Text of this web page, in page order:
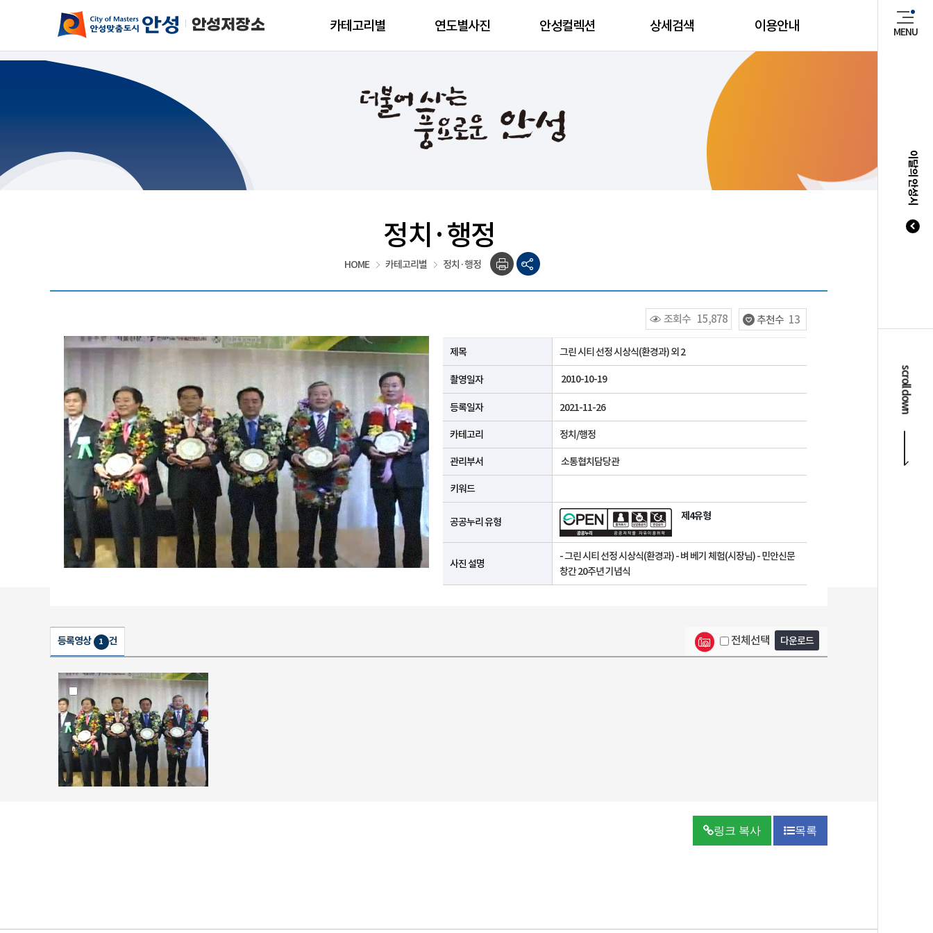
MENU
카테고리별 연도별사진 안성컬렉션 상세검색 이용안내
정치·행정
HOME 카테고리별 정치·행정
조회수 15,878 추천수 13
제목 그린 시티 선정 시상식(환경과) 외 2
촬영일자 2010-10-19
등록일자 2021-11-26
카테고리 정치/행정
관리부서 소통협치담당관
키워드
공공누리 유형 제4유형
사진 설명
- 그린 시티 선정 시상식(환경과) - 벼 베기 체험(시장님) - 민안신문
창간 20주년 기념식
등록영상 1 건 전체선택 다운로드
링크 복사 목록
이달의 안성시
scroll down